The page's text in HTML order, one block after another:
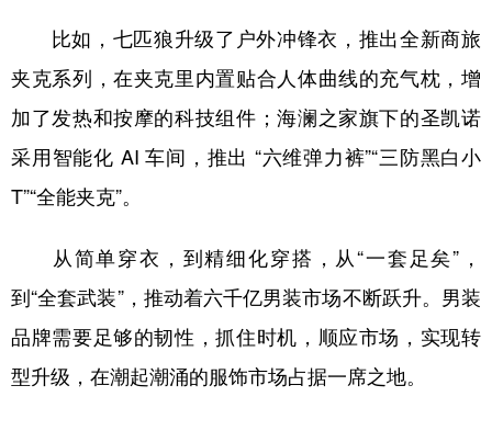
比如，七匹狼升级了户外冲锋衣，推出全新商旅
夹克系列，在夹克里内置贴合人体曲线的充气枕，增
加了发热和按摩的科技组件；海澜之家旗下的圣凯诺
采用智能化 AI 车间，推出 “六维弹力裤”“三防黑白小
T”“全能夹克”。
从简单穿衣，到精细化穿搭，从“一套足矣”，
到“全套武装”，推动着六千亿男装市场不断跃升。男装
品牌需要足够的韧性，抓住时机，顺应市场，实现转
型升级，在潮起潮涌的服饰市场占据一席之地。